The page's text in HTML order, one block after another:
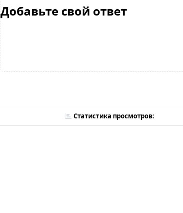
Добавьте свой ответ
Статистика просмотров: